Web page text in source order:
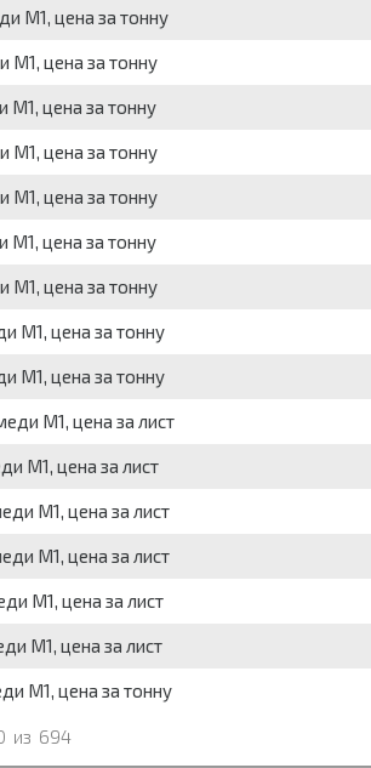
М1, цена за тонну
М1, цена за тонну
М1, цена за тонну
М1, цена за тонну
М1, цена за тонну
М1, цена за тонну
М1, цена за тонну
М1, цена за тонну
М1, цена за тонну
М1, цена за лист
М1, цена за лист
М1, цена за лист
М1, цена за лист
М1, цена за лист
М1, цена за лист
М1, цена за тонну
из 694